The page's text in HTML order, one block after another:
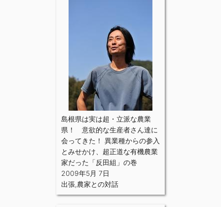
島根県は実は超・立派な農業
県！ 意欲的な生産者さん達に
会ってきた！ 異業種からの参入
とみせかけ、超正道な有機農業
家だった「反田組」の巻
2009年5月 7日
出張,農家との対話